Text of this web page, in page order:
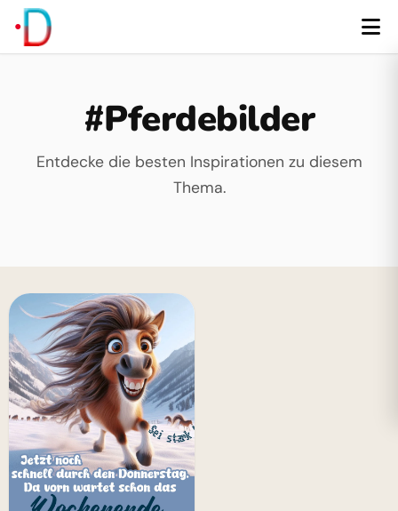
#Pferdebilder
Entdecke die besten Inspirationen zu diesem
Thema.